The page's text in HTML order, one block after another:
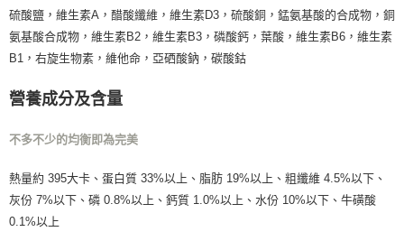
硫酸鹽，維生素A，醋酸纖維，維生素D3，硫酸銅，錳氨基酸的合成物，銅
氨基酸合成物，維生素B2，維生素B3，磷酸鈣，葉酸，維生素B6，維生素
B1，右旋生物素，維他命，亞硒酸鈉，碳酸鈷
營養成分及含量
不多不少的均衡即為完美
熱量約 395大卡、蛋白質 33%以上、脂肪 19%以上、粗纖維 4.5%以下、
灰份 7%以下、磷 0.8%以上、鈣質 1.0%以上、水份 10%以下、牛磺酸
0.1%以上